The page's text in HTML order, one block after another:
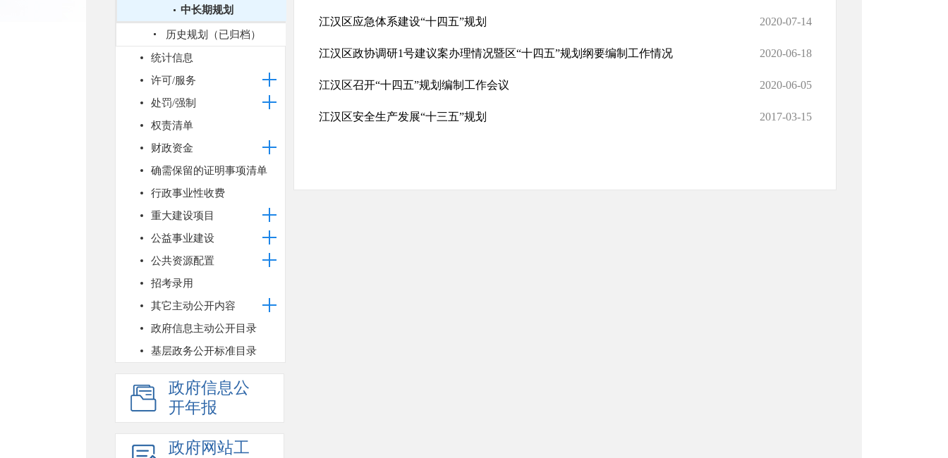
中长期规划
历史规划（已归档）
统计信息
许可/服务
处罚/强制
权责清单
财政资金
确需保留的证明事项清单
行政事业性收费
重大建设项目
公益事业建设
公共资源配置
招考录用
其它主动公开内容
政府信息主动公开目录
基层政务公开标准目录
政府信息公
开年报
政府网站工
江汉区应急体系建设“十四五”规划 2020-07-14
江汉区政协调研1号建议案办理情况暨区“十四五”规划纲要编制工作情况 2020-06-18
江汉区召开“十四五”规划编制工作会议 2020-06-05
江汉区安全生产发展“十三五”规划 2017-03-15